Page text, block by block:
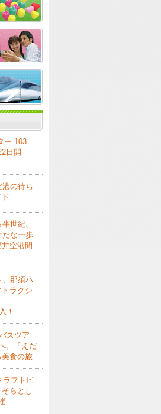
ー 103
日開
港の待ち
世紀、
たな一歩
空港間
、那須ハ
ラクシ
！
スツア
。「えだ
美食の旅
ラフトビ
らとし